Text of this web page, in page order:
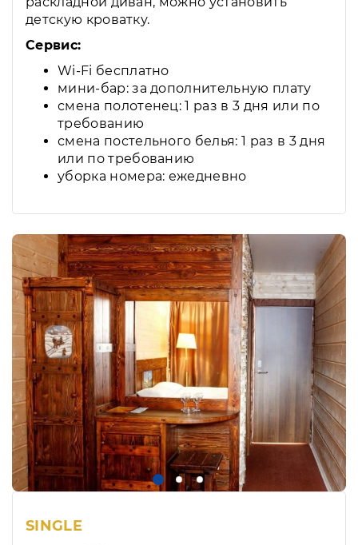
детскую кроватку.
Сервис:
Wi-Fi бесплатно
мини-бар: за дополнительную плату
смена полотенец: 1 раз в 3 дня или по
требованию
смена постельного белья: 1 раз в 3 дня
или по требованию
уборка номера: ежедневно
SINGLE